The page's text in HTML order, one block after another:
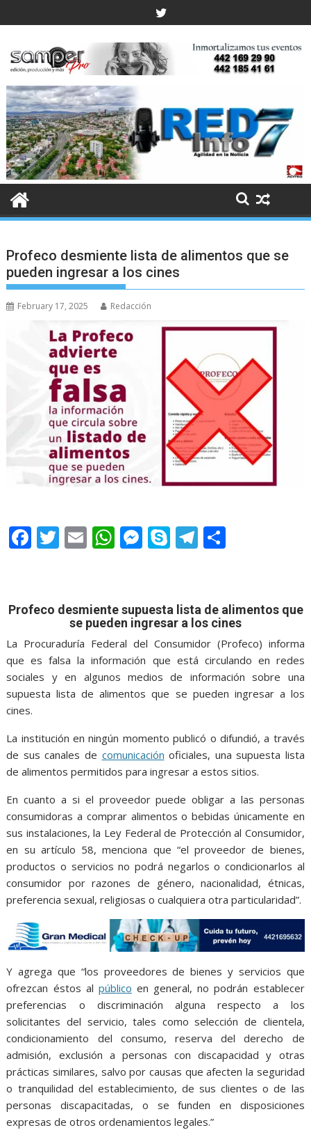
to
Profeco desmiente lista de alimentos que se
pueden ingresar a los cines
February 17, 2025 Redacción
F
b
o
k
T
er
E
l
W
s
A
p
p
M
e
n
g
er
S
p
e
T
gr
a
m
e
Profeco desmiente supuesta lista de alimentos que
se pueden ingresar a los cines
La Procuraduría Federal del Consumidor (Profeco) informa
que es falsa la información que está circulando en redes
sociales y en algunos medios de información sobre una
supuesta lista de alimentos que se pueden ingresar a los
cines.
La institución en ningún momento publicó o difundió, a través
de sus canales de comunicación oficiales, una supuesta lista
de alimentos permitidos para ingresar a estos sitios.
En cuanto a si el proveedor puede obligar a las personas
consumidoras a comprar alimentos o bebidas únicamente en
sus instalaciones, la Ley Federal de Protección al Consumidor,
en su artículo 58, menciona que “el proveedor de bienes,
productos o servicios no podrá negarlos o condicionarlos al
consumidor por razones de género, nacionalidad, étnicas,
preferencia sexual, religiosas o cualquiera otra particularidad”.
Y agrega que “los proveedores de bienes y servicios que
ofrezcan éstos al público en general, no podrán establecer
preferencias o discriminación alguna respecto a los
solicitantes del servicio, tales como selección de clientela,
condicionamiento del consumo, reserva del derecho de
admisión, exclusión a personas con discapacidad y otras
prácticas similares, salvo por causas que afecten la seguridad
o tranquilidad del establecimiento, de sus clientes o de las
personas discapacitadas, o se funden en disposiciones
expresas de otros ordenamientos legales.”